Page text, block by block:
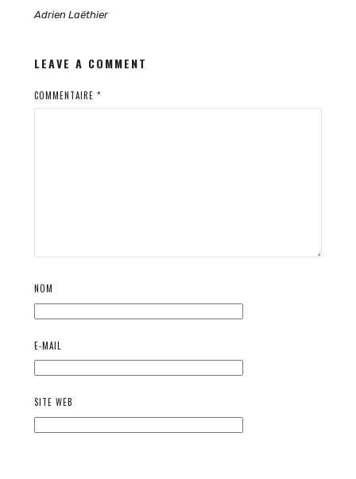
Adrien Laëthier
LEAVE A COMMENT
COMMENTAIRE *
NOM
E-MAIL
SITE WEB